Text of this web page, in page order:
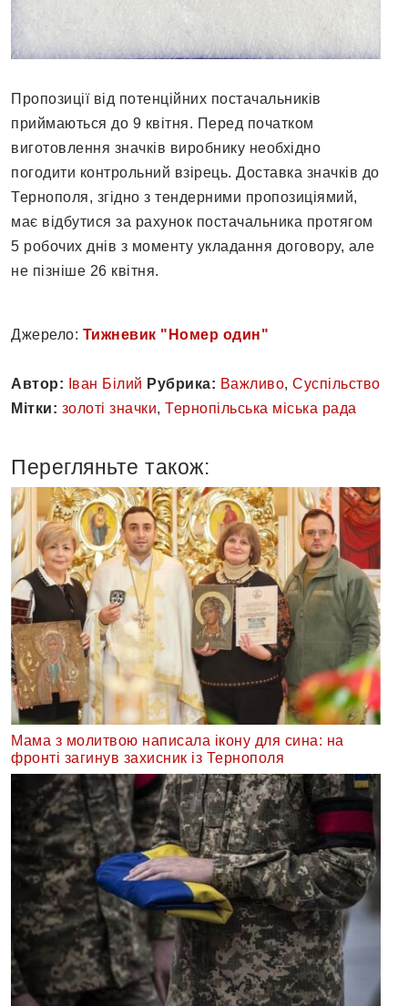
Пропозиції від потенційних постачальників
приймаються до 9 квітня. Перед початком
виготовлення значків виробнику необхідно
погодити контрольний взірець. Доставка значків до
Тернополя, згідно з тендерними пропозиціямий,
має відбутися за рахунок постачальника протягом
5 робочих днів з моменту укладання договору, але
не пізніше 26 квітня.
Джерело: Тижневик "Номер один"
Автор: Іван Білий Рубрика: Важливо, Суспільство
Мітки: золоті значки, Тернопільська міська рада
Перегляньте також:
Мама з молитвою написала ікону для сина: на
фронті загинув захисник із Тернополя